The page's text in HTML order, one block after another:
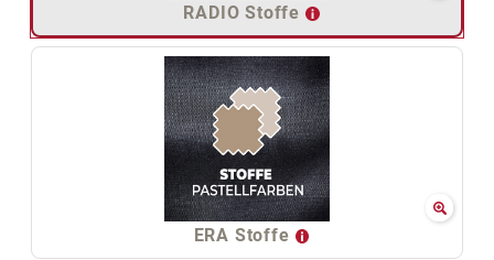
RADIO Stoffe
ERA Stoffe